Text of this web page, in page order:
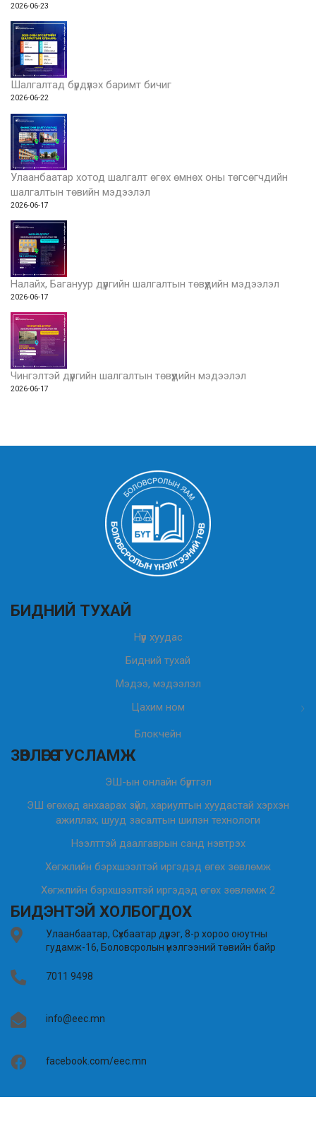
2026-06-23
Шалгалтад бүрдүүлэх баримт бичиг
2026-06-22
Улаанбаатар хотод шалгалт өгөх өмнөх оны төгсөгчдийн
шалгалтын төвийн мэдээлэл
2026-06-17
Налайх, Багануур дүүргийн шалгалтын төвүүдийн мэдээлэл
2026-06-17
Чингэлтэй дүүргийн шалгалтын төвүүдийн мэдээлэл
2026-06-17
БИДНИЙ ТУХАЙ
Нүүр хуудас
Бидний тухай
Мэдээ, мэдээлэл
Цахим ном
Блокчейн
ЗӨВЛӨГӨӨ ТУСЛАМЖ
ЭШ-ын онлайн бүртгэл
ЭШ өгөхөд анхаарах зүйл, хариултын хуудастай хэрхэн
ажиллах, шууд засалтын шилэн технологи
Нээлттэй даалгаврын санд нэвтрэх
Хөгжлийн бэрхшээлтэй иргэдэд өгөх зөвлөмж
Хөгжлийн бэрхшээлтэй иргэдэд өгөх зөвлөмж 2
БИДЭНТЭЙ ХОЛБОГДОХ
Улаанбаатар, Сүхбаатар дүүрэг, 8-р хороо оюутны
гудамж-16, Боловсролын үнэлгээний төвийн байр
7011 9498
info@eec.mn
facebook.com/eec.mn